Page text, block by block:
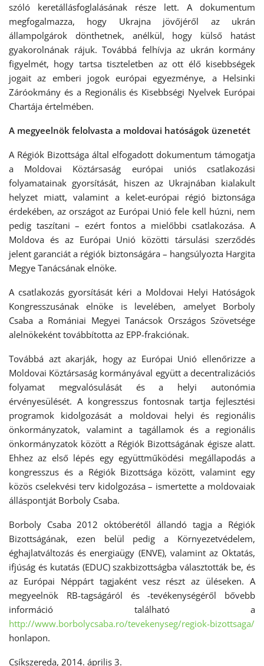
szóló keretállásfoglalásának része lett. A dokumentum
megfogalmazza, hogy Ukrajna jövőjéről az ukrán
állampolgárok dönthetnek, anélkül, hogy külső hatást
gyakorolnának rájuk. Továbbá felhívja az ukrán kormány
figyelmét, hogy tartsa tiszteletben az ott élő kisebbségek
jogait az emberi jogok európai egyezménye, a Helsinki
Záróokmány és a Regionális és Kisebbségi Nyelvek Európai
Chartája értelmében.
A megyeelnök felolvasta a moldovai hatóságok üzenetét
A Régiók Bizottsága által elfogadott dokumentum támogatja
a Moldovai Köztársaság európai uniós csatlakozási
folyamatainak gyorsítását, hiszen az Ukrajnában kialakult
helyzet miatt, valamint a kelet-európai régió biztonsága
érdekében, az országot az Európai Unió fele kell húzni, nem
pedig taszítani – ezért fontos a mielőbbi csatlakozása. A
Moldova és az Európai Unió közötti társulási szerződés
jelent garanciát a régiók biztonságára – hangsúlyozta Hargita
Megye Tanácsának elnöke.
A csatlakozás gyorsítását kéri a Moldovai Helyi Hatóságok
Kongresszusának elnöke is levelében, amelyet Borboly
Csaba a Romániai Megyei Tanácsok Országos Szövetsége
alelnökeként továbbította az EPP-frakciónak.
Továbbá azt akarják, hogy az Európai Unió ellenőrizze a
Moldovai Köztársaság kormányával együtt a decentralizációs
folyamat megvalósulását és a helyi autonómia
érvényesülését. A kongresszus fontosnak tartja fejlesztési
programok kidolgozását a moldovai helyi és regionális
önkormányzatok, valamint a tagállamok és a regionális
önkormányzatok között a Régiók Bizottságának égisze alatt.
Ehhez az első lépés egy együttműködési megállapodás a
kongresszus és a Régiók Bizottsága között, valamint egy
közös cselekvési terv kidolgozása – ismertette a moldovaiak
álláspontját Borboly Csaba.
Borboly Csaba 2012 októberétől állandó tagja a Régiók
Bizottságának, ezen belül pedig a Környezetvédelem,
éghajlatváltozás és energiaügy (ENVE), valamint az Oktatás,
ifjúság és kutatás (EDUC) szakbizottságba választották be, és
az Európai Néppárt tagjaként vesz részt az üléseken. A
megyeelnök RB-tagságáról és -tevékenységéről bővebb
információ található a
http://www.borbolycsaba.ro/tevekenyseg/regiok-bizottsaga/
honlapon.
Csíkszereda, 2014. április 3.